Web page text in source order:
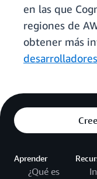
en las que
regiones de
obtener más
Aprender
¿Qué es